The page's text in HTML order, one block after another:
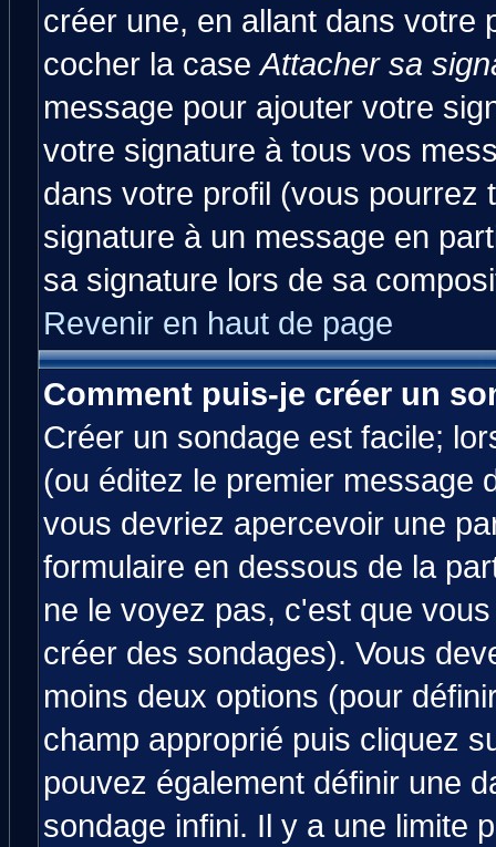
créer une, en allant dans votre
cocher la caseAttacher sa
message pour ajouter votre
votre signature à tous vos
dans votre profil (vous pourrez
signature à un message en
sa signature lors de sa
Revenir en haut de page
Comment puis-je créer un
Créer un sondage est facile;
(ou éditez le premier message
vous devriez apercevoir une
formulaire en dessous de la
ne le voyez pas, c'est que
créer des sondages). Vous
moins deux options (pour
champ approprié puis cliquez
pouvez également définir une
sondage infini. Il y a une limite